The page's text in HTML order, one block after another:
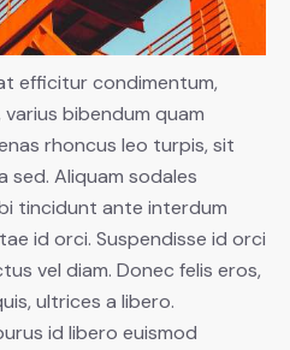
efficitur condimentum,
bibendum quam
rhoncus leo turpis, sit
sed. Aliquam sodales
tincidunt ante interdum
id orci. Suspendisse id orci
vel diam. Donec felis eros,
ultrices a libero.
id libero euismod